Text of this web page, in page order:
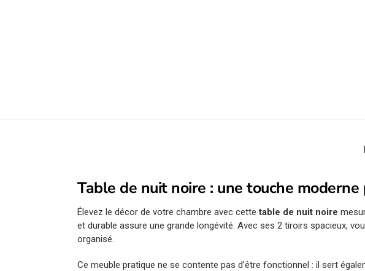
Table de nuit noire : une touche
Élevez le décor de votre chambre avec cettetable de nuit noire
et durable assure une grande longévité. Avec ses 2 tiroirs spacieux,
organisé.
Ce meuble pratique ne se contente pas d’être fonctionnel : il sert